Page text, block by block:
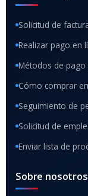
Solicitud de
Realizar pago en
Métodos de pago
Cómo comprar
Seguimiento de
Solicitud de
Enviar lista de
Sobre